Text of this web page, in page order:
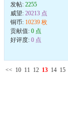
发帖: 2255
威望: 20213 点
铜币: 10239 枚
贡献值: 0 点
好评度: 0 点
<< 10 11 12 13 14 15